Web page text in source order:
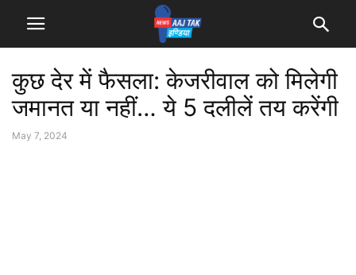
कुछ देर में फैसला: केजरीवाल को मिलेगी
जमानत या नहीं… ये 5 दलीलें तय करेंगी
May 7, 2024